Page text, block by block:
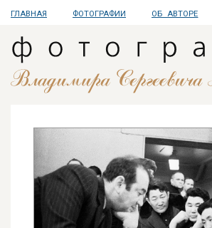
ГЛАВНАЯ ФОТОГРАФИИ ОБ АВТОРЕ